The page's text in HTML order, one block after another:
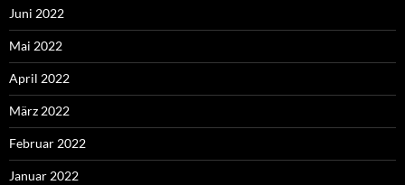
Juni 2022
Mai 2022
April 2022
März 2022
Februar 2022
Januar 2022